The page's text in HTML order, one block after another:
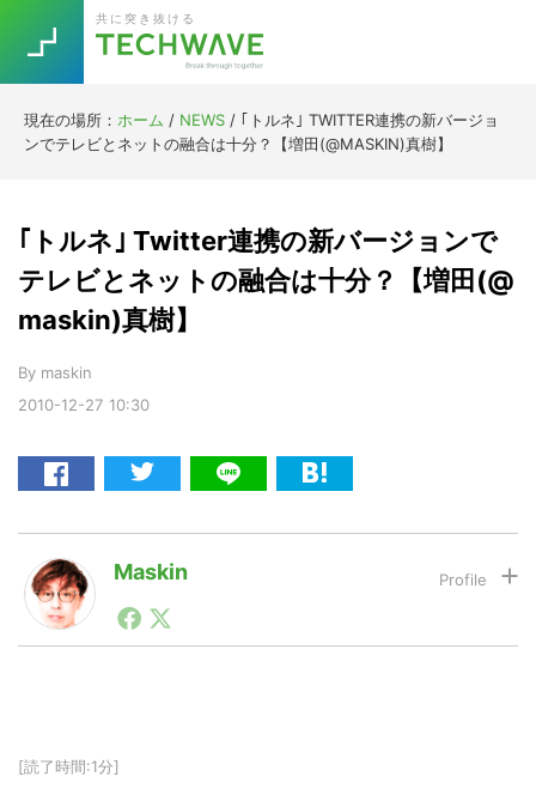
primary
navigation
main
content
primary
sidebar
footer
共に突き抜ける
現在の場所： ホーム / NEWS / ｢トルネ｣ TWITTER連携の新バージョ
ンでテレビとネットの融合は十分？【増田(@MASKIN)真樹】
2010-12-27 10:30
｢トルネ｣ Twitter連携の新バージョンで
テレビとネットの融合は十分？【増田(@
maskin)真樹】
By maskin
Maskin
1990年代初頭から記者としてまた起業家としてITスタ
ートアップ業界のハードウェアからソフトウェアの事業
スクとして数億PV事業に。世界最大IT系メディア（ス
[読了時間:1分]
TOPICS
RE:LIFE
Re:Work
AI
暗号資産
VR/AR
[Startup]
[Voice Edition]
[YouTube]
LINE
特集
Trend 今話題の注目キーワード
5G Asana テレワーク
ニューノーマル
Daily Weekly